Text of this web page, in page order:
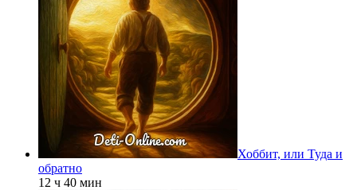
Хоббит, или Туда и
обратно
12 ч 40 мин